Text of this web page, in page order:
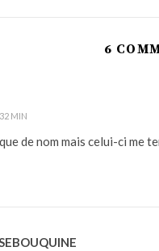
6
MIN
de nom mais celui-ci me